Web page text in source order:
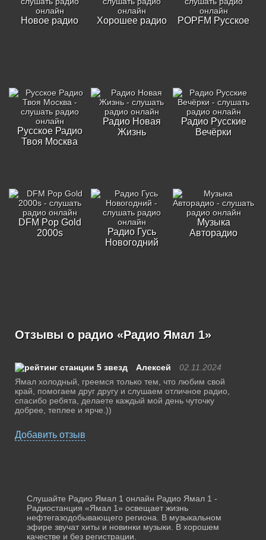
Новое радио Хорошее радио POPFM Русское
Русское Радио
Твоя Москва
Радио Новая
Жизнь
Радио Русские
Вечёрки
DFM Pop Gold
2000s
Радио Гусь
Новогодний
Музыка
Авторадио
Отзывы о радио «Радио Ямал 1»
Алексей
02.11.2024
Ямал холодный, греемся только тем, что любим свой
край, помогаем друг другу и слушаем отличное радио,
спасибо ребята, делаете каждый мой день чуточку
добрее, теплее и ярче.))
Добавить отзыв
Слушайте Радио Ямал 1 онлайн Радио Ямал 1 -
Радиостанция «Ямал 1» освещает жизнь
нефтегазодобывающего региона. В музыкальном
эфире звучат хиты и новинки музыки. В хорошем
качестве и без регистрации.